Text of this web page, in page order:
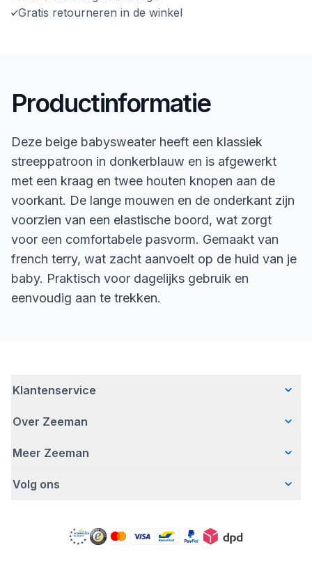
Gratis retourneren in de winkel
Productinformatie
Deze beige babysweater heeft een klassiek
streeppatroon in donkerblauw en is afgewerkt
met een kraag en twee houten knopen aan de
voorkant. De lange mouwen en de onderkant zijn
voorzien van een elastische boord, wat zorgt
voor een comfortabele pasvorm. Gemaakt van
french terry, wat zacht aanvoelt op de huid van je
baby. Praktisch voor dagelijks gebruik en
eenvoudig aan te trekken.
Klantenservice
Veelgestelde vragen
Bezorgen
Retourneren
Over Zeeman
Wie wij zijn
Hoe wij verantwoord ondernemen
MVO jaarverslag
Meer Zeeman
Veiligheidswaarschuwing
Onze campagnes
Volg ons